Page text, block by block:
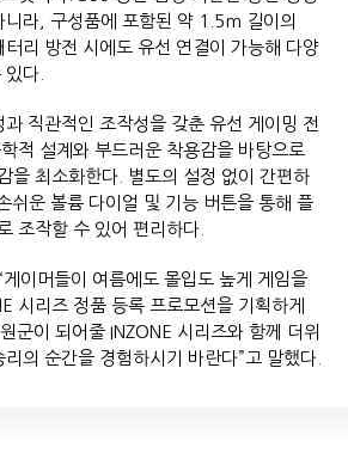
니라, 구성품에 포함된 약 1.5m 길이의
리 방전 시에도 유선 연결이 가능해 다양
다.
과 직관적인 조작성을 갖춘 유선 게이밍 전
적 설계와 부드러운 착용감을 바탕으로
을 최소화한다. 별도의 설정 없이 간편하
쉬운 볼륨 다이얼 및 기능 버튼을 통해 플
조작할 수 있어 편리하다.
이머들이 여름에도 몰입도 높게 게임을
시리즈 정품 등록 프로모션을 기획하게
군이 되어줄 INZONE 시리즈와 함께 더위
의 순간을 경험하시기 바란다”고 말했다.